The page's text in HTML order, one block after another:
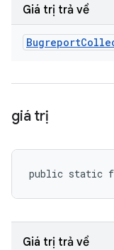
Giá trị trả về
Bugreport
giá trị
public static
Giá trị trả về